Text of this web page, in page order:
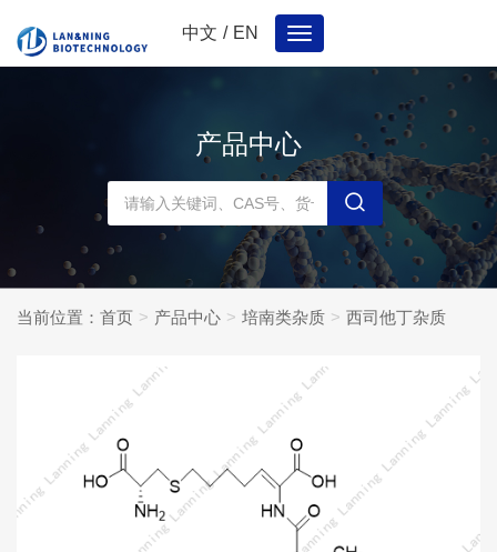
中文 / EN
Toggle
navigation
产品中心
当前位置： 首页 产品中心 培南类杂质 西司他丁杂质